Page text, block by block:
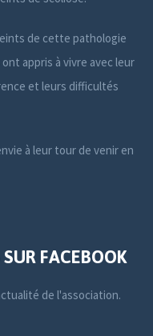
de cette pathologie
appris à vivre avec leur
et leurs difficultés
à leur tour de venir en
FACEBOOK
de l'association.